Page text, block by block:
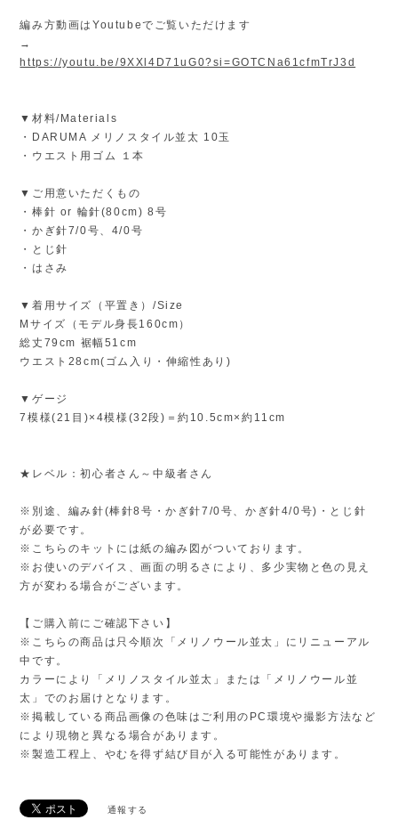
編み方動画はYoutubeでご覧いただけます
→
https://youtu.be/9XXl4D71uG0?si=GOTCNa61cfmTrJ3d
▼材料/Materials
・DARUMA メリノスタイル並太 10玉
・ウエスト用ゴム １本
▼ご用意いただくもの
・棒針 or 輪針(80cm) 8号
・かぎ針7/0号、4/0号
・とじ針
・はさみ
▼着用サイズ（平置き）/Size
Mサイズ（モデル身長160cm）
総丈79cm 裾幅51cm
ウエスト28cm(ゴム入り・伸縮性あり)
▼ゲージ
7模様(21目)×4模様(32段)＝約10.5cm×約11cm
★レベル：初心者さん～中級者さん
※別途、編み針(棒針8号・かぎ針7/0号、かぎ針4/0号)・とじ針
が必要です。
※こちらのキットには紙の編み図がついております。
※お使いのデバイス、画面の明るさにより、多少実物と色の見え
方が変わる場合がございます。
【ご購入前にご確認下さい】
※こちらの商品は只今順次「メリノウール並太」にリニューアル
中です。
カラーにより「メリノスタイル並太」または「メリノウール並
太」でのお届けとなります。
※掲載している商品画像の色味はご利用のPC環境や撮影方法など
により現物と異なる場合があります。
※製造工程上、やむを得ず結び目が入る可能性があります。
通報する